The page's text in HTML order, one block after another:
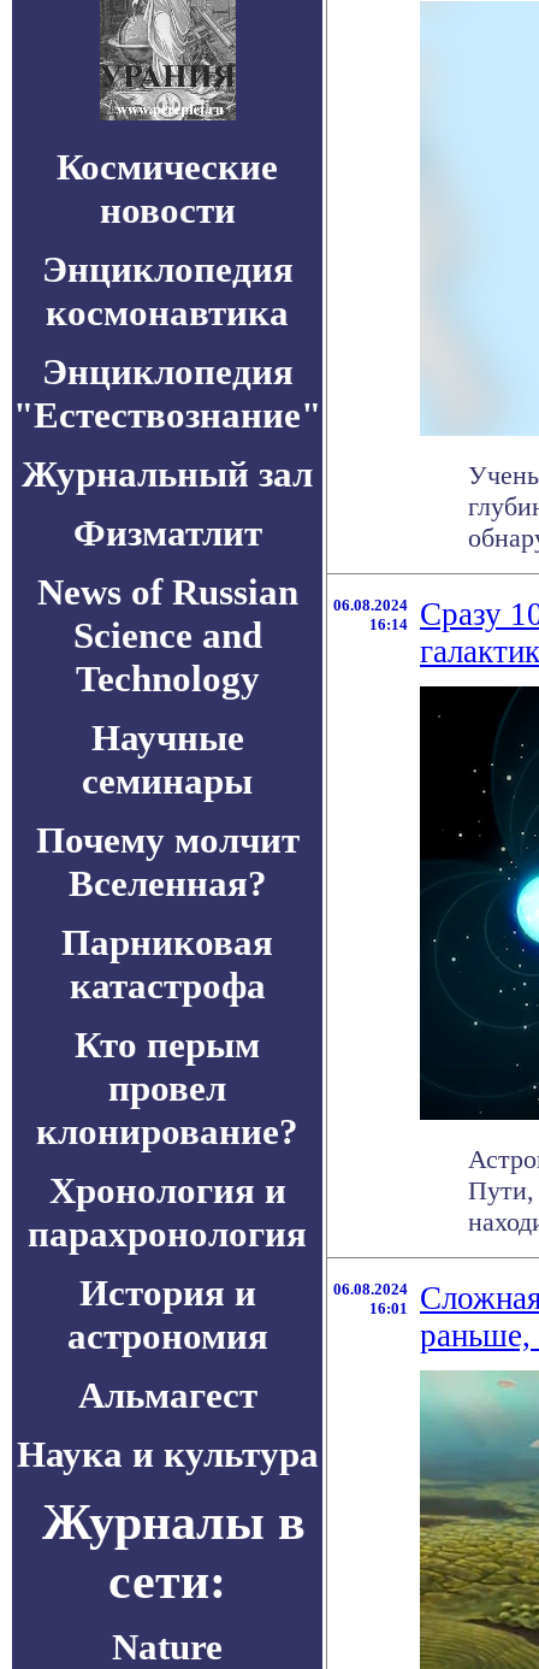
Космические
новости
Энциклопедия
космонавтика
Энциклопедия
"Естествознание"
Журнальный зал
Физматлит
News of Russian
Science and
Technology
Научные
семинары
Почему молчит
Вселенная?
Парниковая
катастрофа
Кто перым
провел
клонирование?
Хронология и
парахронология
История и
астрономия
Альмагест
Наука и культура
Журналы в
сети:
Nature
06.08.2024
16:14
Сразу
Пути,
06.08.2024
16:01
раньше,